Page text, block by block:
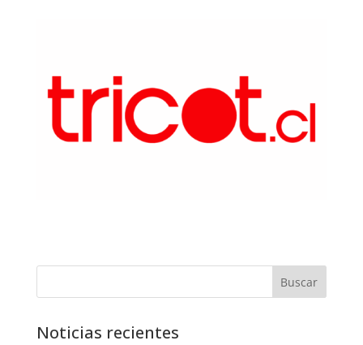
Buscar
Noticias recientes